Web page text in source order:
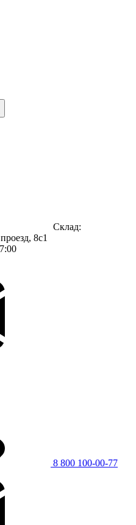
Склад:
8c1
8 800 100-00-77